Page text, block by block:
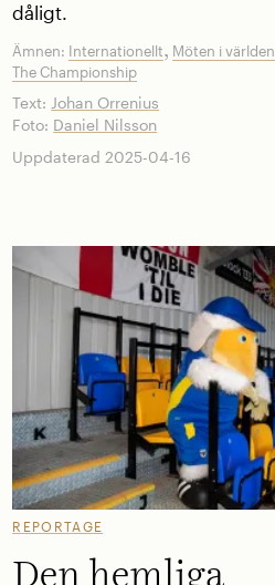
dåligt.
Ämnen: Internationellt, Möten i världen
The Championship
Text: Johan Orrenius
Foto: Daniel Nilsson
Uppdaterad 2025-04-16
REPORTAGE
Den hemliga